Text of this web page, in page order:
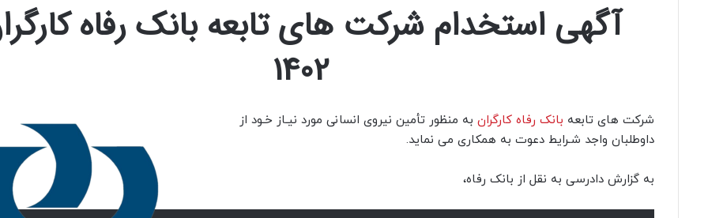
آگهی استخدام شرکت های تابعه بانک رفاه
1402
شرکت های تابعه بانک رفاه کارگران به منظور تأمین نیروی انسانی مورد نیـاز خـود از
داوطلبان واجد شـرایط دعوت به همکاری می نماید.
به گزارش دادرسی به نقل از بانک رفاه،